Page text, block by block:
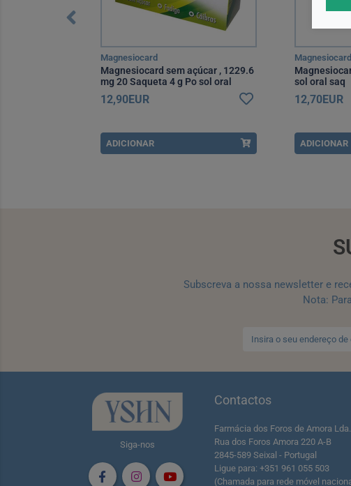
Magnesiocard
Magnesiocard sem açúcar , 1229.6
mg 20 Saqueta 4 g Po sol oral
12,90EUR
ADICIONAR
Magnesiocard
sol oral saq
12,70EUR
ADICIONAR
Subscreva a nossa newsletter e
Nota:
Siga-nos
Contactos
Farmácia dos Foros de Amora Lda.
Rua dos Foros Amora 220 A-B
2845-589 Seixal - Portugal
Ligue para: +351 961 055 503
(Chamada para rede móvel